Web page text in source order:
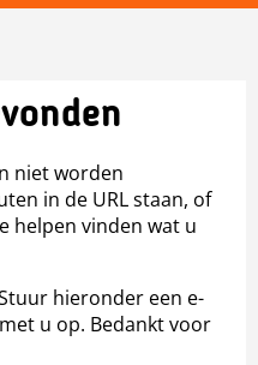
niet worden
in de URL staan, of
helpen vinden wat u
hieronder een e-
u op. Bedankt voor